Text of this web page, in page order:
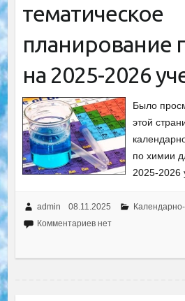
тематическое
планирование
на 2025-2026
Было
этой
по химии
2025-2026
admin 08.11.2025
Комментариев нет